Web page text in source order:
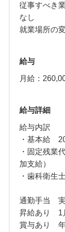
従事すべき
なし
就業場所の
給与
月給：
給与詳細
給与内訳
・基本給
・固定残業
加支給）
・歯科衛生
通勤手当
昇給あり 1
賞与あり 年